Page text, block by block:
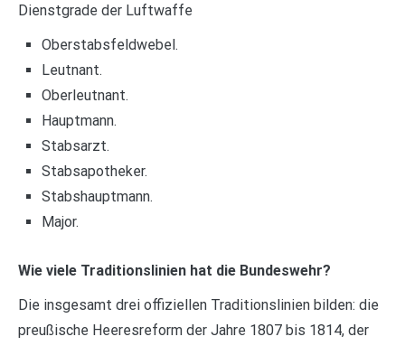
Dienstgrade der Luftwaffe
Oberstabsfeldwebel.
Leutnant.
Oberleutnant.
Hauptmann.
Stabsarzt.
Stabsapotheker.
Stabshauptmann.
Major.
Wie viele Traditionslinien hat die Bundeswehr?
Die insgesamt drei offiziellen Traditionslinien bilden: die
preußische Heeresreform der Jahre 1807 bis 1814, der